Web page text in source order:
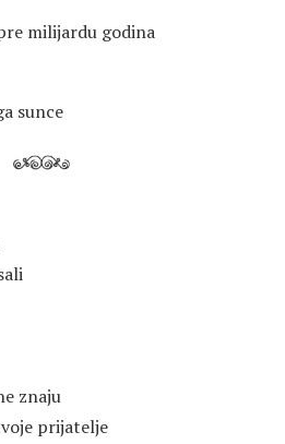
milijardu godina
sunce
znaju
prijatelje